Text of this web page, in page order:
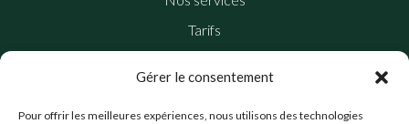
Gérer le consentement
Pour offrir les meilleures expériences, nous utilisons des technologies
Tarifs